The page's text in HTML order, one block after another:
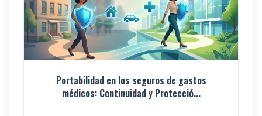
Portabilidad en los seguros de gastos
médicos: Continuidad y Protecció...